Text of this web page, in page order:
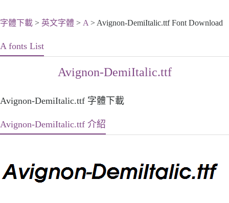
字體下載 > 英文字體 > A > Avignon-DemiItalic.ttf Font Download
A fonts List
Avignon-DemiItalic.ttf
Avignon-DemiItalic.ttf 字體下載
Avignon-DemiItalic.ttf 介紹